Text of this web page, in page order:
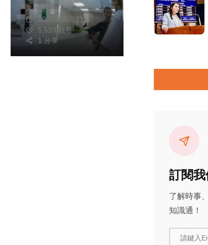
楊川欽
2025年四月21日
5,599 觀看
1 分享
訂閱
了解時事
知識通！
請鍵入